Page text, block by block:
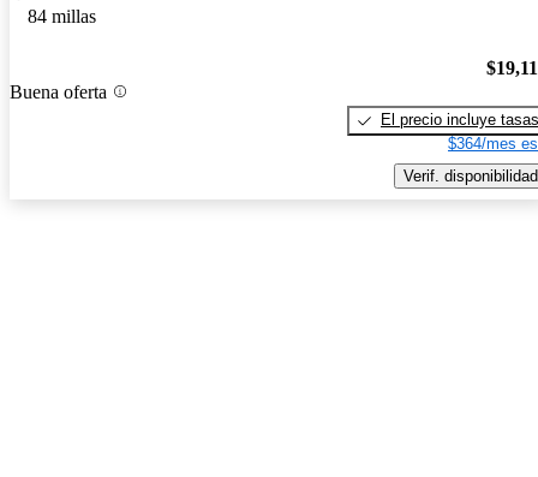
84 millas
Buena oferta
El precio incluye tasas
$364/mes
Verif. disponibilidad